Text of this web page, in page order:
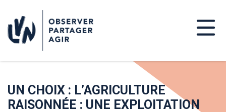
UN CHOIX : L’AGRICULTURE
RAISONNÉE : UNE EXPLOITATION